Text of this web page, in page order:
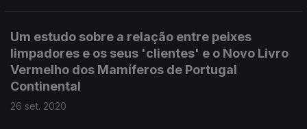
Um estudo sobre a relação entre peixes
limpadores e os seus 'clientes' e o Novo Livro
Vermelho dos Mamíferos de Portugal
Continental
26 set. 2020